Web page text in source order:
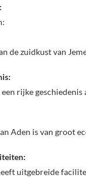
de zuidkust van
rijke geschiedenis
Aden is van groot
uitgebreide